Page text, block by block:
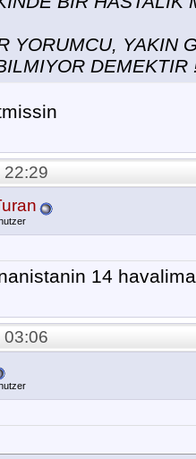
YORUMCU, YAKIN
DEMEKTIR
22:29
14
03:06